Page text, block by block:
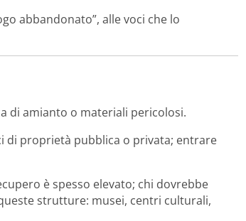
abbandonato”, alle voci che lo
di amianto o materiali pericolosi.
di proprietà pubblica o privata; entrare
è spesso elevato; chi dovrebbe
strutture: musei, centri culturali,